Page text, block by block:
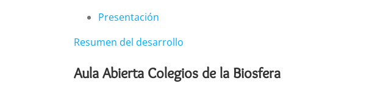
Presentación
Resumen del desarrollo
Aula Abierta Colegios de la Biosfera